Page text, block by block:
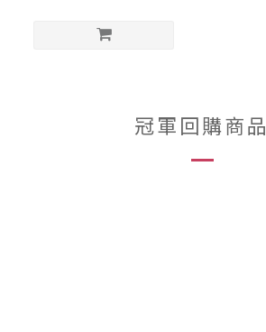
冠軍回購商品